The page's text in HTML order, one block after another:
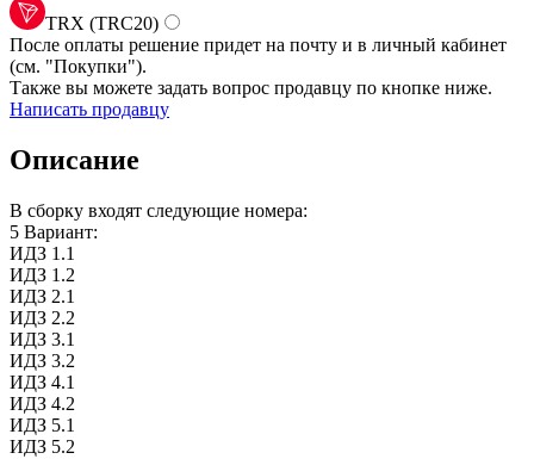
TRX (TRC20)
После оплаты решение придет на почту и в личный кабинет
(см. "Покупки").
Также вы можете задать вопрос продавцу по кнопке ниже.
Написать продавцу
Описание
В сборку входят следующие номера:
5 Вариант:
ИДЗ 1.1
ИДЗ 1.2
ИДЗ 2.1
ИДЗ 2.2
ИДЗ 3.1
ИДЗ 3.2
ИДЗ 4.1
ИДЗ 4.2
ИДЗ 5.1
ИДЗ 5.2